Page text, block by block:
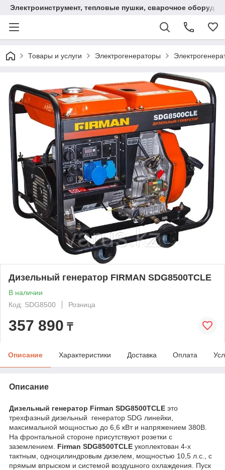
Электроинструмент, тепловые пушки, сварочное
Товары и услуги Электрогенераторы
Дизельный генератор FIRMAN SDG8500TCLE
В наличии
Код: SDG8500
Розница
357 890 ₸
Описание Характеристики Доставка Оплата
Описание
Дизельный генератор Firman SDG8500ТCLE это
трехфазный дизельный генератор SDG линейки,
максимальной мощностью до 6,6 кВт и напряжением 380В.
На фронтальной стороне присутствуют розетки с
заземлением. Firman SDG8500ТCLE укоплектован 4-х
тактным, одноцилиндровым дизелем, мощностью 10,5 л.с., с
прямым впрыском и системой воздушного охлаждения. Пуск